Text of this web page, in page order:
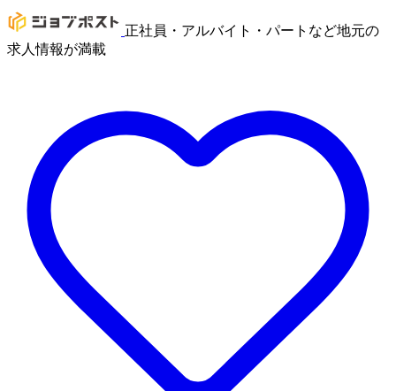
正社員・アルバイト・パートなど地元の
求人情報が満載